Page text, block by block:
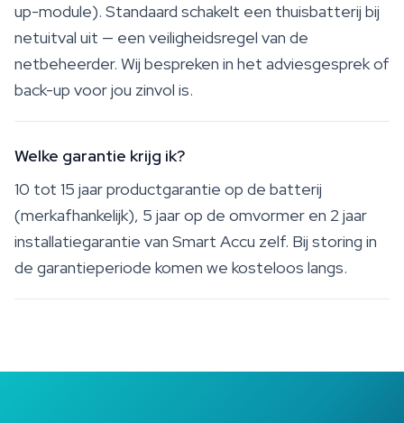
up-module). Standaard schakelt een thuisbatterij bij
netuitval uit — een veiligheidsregel van de
netbeheerder. Wij bespreken in het adviesgesprek of
back-up voor jou zinvol is.
Welke garantie krijg ik?
10 tot 15 jaar productgarantie op de batterij
(merkafhankelijk), 5 jaar op de omvormer en 2 jaar
installatiegarantie van Smart Accu zelf. Bij storing in
de garantieperiode komen we kosteloos langs.